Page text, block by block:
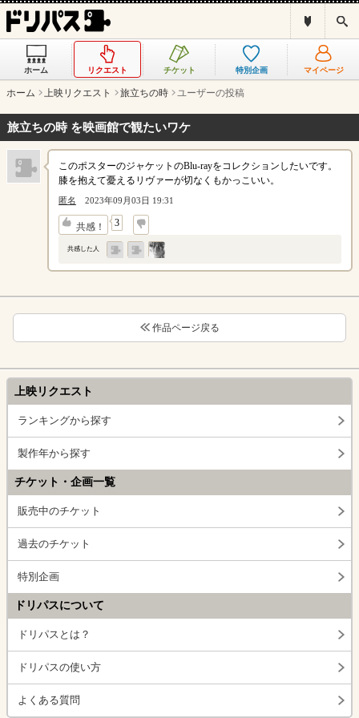
ス
ホーム リクエスト チケット 特別企画 マイページ
ホーム 上映リクエスト 旅立ちの時 ユーザーの投稿
旅立ちの時 を映画館で観たいワケ
このポスターのジャケットのBlu-rayをコレクションしたいです。
膝を抱えて憂えるリヴァーが切なくもかっこいい。
匿名 2023年09月03日 19:31
共感！ 3
↓
共感した人
作品ページ戻る
上映リクエスト
ランキングから探す
製作年から探す
チケット・企画一覧
販売中のチケット
過去のチケット
特別企画
ドリパスについて
ドリパスとは？
ドリパスの使い方
よくある質問